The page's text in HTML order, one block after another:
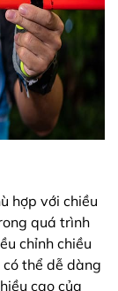
hợp với chiều
quá trình
chỉnh chiều
thể dễ dàng
cao của